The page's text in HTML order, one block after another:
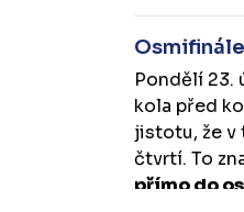
Pondělí 23.
kola před
jistotu, že v
čtvrtí. To
přímo do